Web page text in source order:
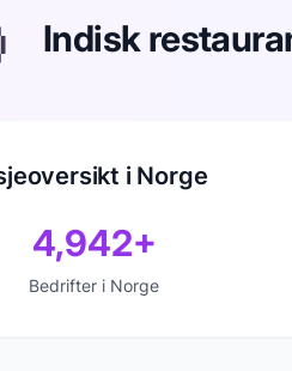
Indisk
i Norge
4,942+
Bedrifter i Norge